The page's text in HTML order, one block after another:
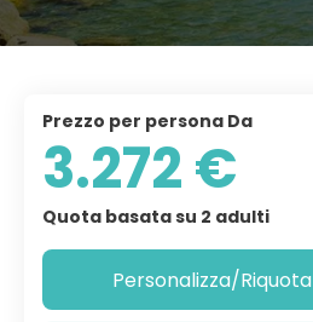
Prezzo per persona Da
3.272 €
Quota basata su 2 adulti
Personalizza/Riquota